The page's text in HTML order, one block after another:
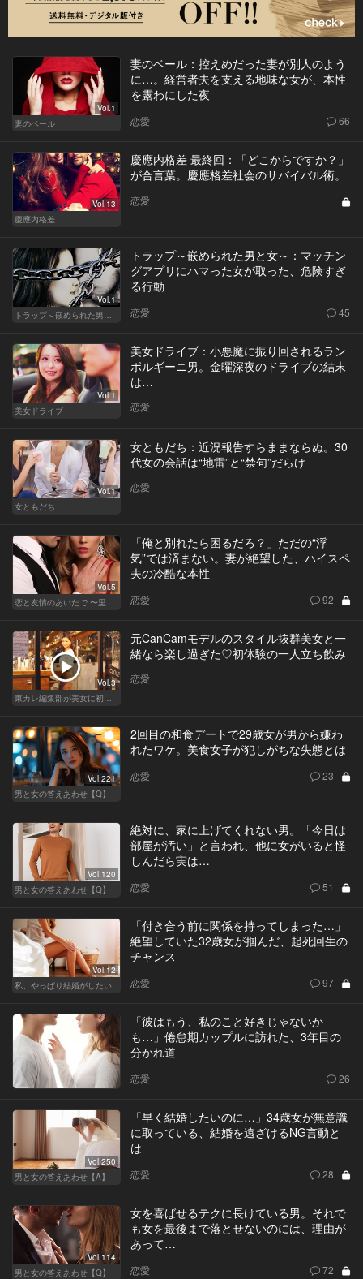
Vol.1
妻のベール
妻のベール：控えめだった妻が別人のよう
に…。経営者夫を支える地味な女が、本性
を露わにした夜
恋愛 66
Vol.13
慶應内格差
慶應内格差 最終回：「どこからですか？」
が合言葉。慶應格差社会のサバイバル術。
恋愛
Vol.1
トラップ～嵌められた男と女～
トラップ～嵌められた男と女～：マッチン
グアプリにハマった女が取った、危険すぎ
る行動
恋愛 45
Vol.1
美女ドライブ
美女ドライブ：小悪魔に振り回されるラン
ボルギーニ男。金曜深夜のドライブの結末
は…
恋愛
Vol.1
女ともだち
女ともだち：近況報告すらままならぬ。30
代女の会話は“地雷”と“禁句”だらけ
恋愛
Vol.5
恋と友情のあいだで 〜里奈 Ver.〜
「俺と別れたら困るだろ？」ただの“浮
気”では済まない。妻が絶望した、ハイスペ
夫の冷酷な本性
恋愛 92
Vol.3
元CanCamモデルのスタイル抜群美女と一
緒なら楽し過ぎた♡初体験の一人立ち飲み
恋愛
Vol.221
男と女の答えあわせ【Q】
2回目の和食デートで29歳女が男から嫌わ
れたワケ。美食女子が犯しがちな失態とは
恋愛 23
Vol.120
男と女の答えあわせ【Q】
絶対に、家に上げてくれない男。「今日は
部屋が汚い」と言われ、他に女がいると怪
しんだら実は…
恋愛 51
Vol.12
私、やっぱり結婚がしたい
「付き合う前に関係を持ってしまった…」
絶望していた32歳女が掴んだ、起死回生の
チャンス
恋愛 97
「彼はもう、私のこと好きじゃないか
も…」倦怠期カップルに訪れた、3年目の
分かれ道
恋愛 26
Vol.250
男と女の答えあわせ【A】
「早く結婚したいのに…」34歳女が無意識
に取っている、結婚を遠ざけるNG言動と
は
恋愛 28
Vol.114
男と女の答えあわせ【Q】
女を喜ばせるテクに長けている男。それで
も女を最後まで落とせないのには、理由が
あって…
恋愛 72